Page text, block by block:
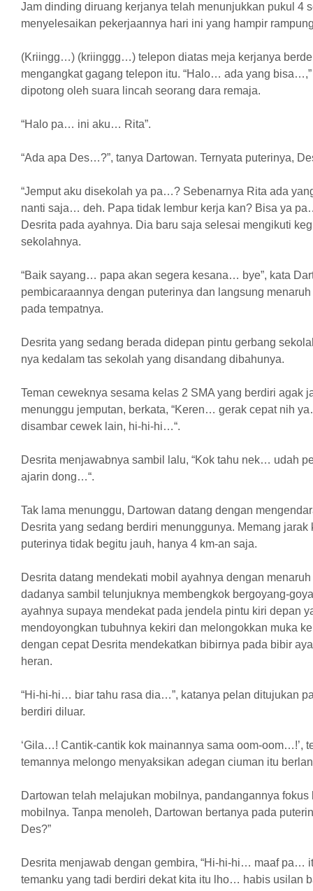
Jam dinding diruang kerjanya telah menunjukkan pukul 4
menyelesaikan pekerjaannya hari ini yang hampir
(Kriingg…) (kriinggg…) telepon diatas meja kerjanya
mengangkat gagang telepon itu. “Halo… ada yang
dipotong oleh suara lincah seorang dara remaja.
“Halo pa… ini aku… Rita”.
“Ada apa Des…?”, tanya Dartowan. Ternyata puterinya,
“Jemput aku disekolah ya pa…? Sebenarnya Rita ada
nanti saja… deh. Papa tidak lembur kerja kan? Bisa ya
Desrita pada ayahnya. Dia baru saja selesai mengikuti
sekolahnya.
“Baik sayang… papa akan segera kesana… bye”, kata
pembicaraannya dengan puterinya dan langsung
pada tempatnya.
Desrita yang sedang berada didepan pintu gerbang
nya kedalam tas sekolah yang disandang dibahunya.
Teman ceweknya sesama kelas 2 SMA yang berdiri agak
menunggu jemputan, berkata, “Keren… gerak cepat nih
disambar cewek lain, hi-hi-hi…“.
Desrita menjawabnya sambil lalu, “Kok tahu nek… udah
ajarin dong…“.
Tak lama menunggu, Dartowan datang dengan
Desrita yang sedang berdiri menunggunya. Memang
puterinya tidak begitu jauh, hanya 4 km-an saja.
Desrita datang mendekati mobil ayahnya dengan
dadanya sambil telunjuknya membengkok bergoyang-
ayahnya supaya mendekat pada jendela pintu kiri depan
mendoyongkan tubuhnya kekiri dan melongokkan muka
dengan cepat Desrita mendekatkan bibirnya pada bibir
heran.
“Hi-hi-hi… biar tahu rasa dia…”, katanya pelan ditujukan
berdiri diluar.
‘Gila…! Cantik-cantik kok mainannya sama oom-oom…!’,
temannya melongo menyaksikan adegan ciuman itu
Dartowan telah melajukan mobilnya, pandangannya
mobilnya. Tanpa menoleh, Dartowan bertanya pada
Des?”
Desrita menjawab dengan gembira, “Hi-hi-hi… maaf pa…
temanku yang tadi berdiri dekat kita itu lho… habis usilan